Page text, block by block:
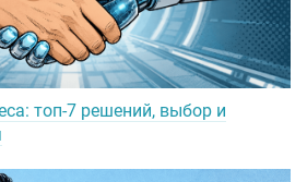
топ-7 решений, выбор и